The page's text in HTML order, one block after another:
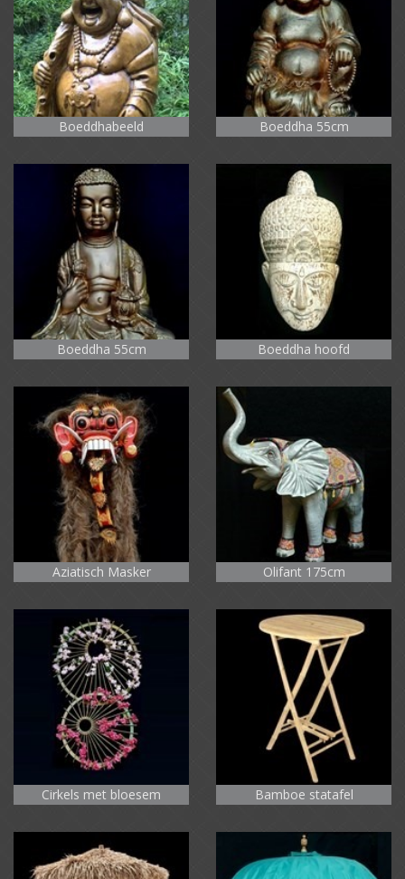
Boeddhabeeld Boeddha 55cm
Boeddha 55cm Boeddha hoofd
Aziatisch Masker Olifant 175cm
Cirkels met bloesem Bamboe statafel